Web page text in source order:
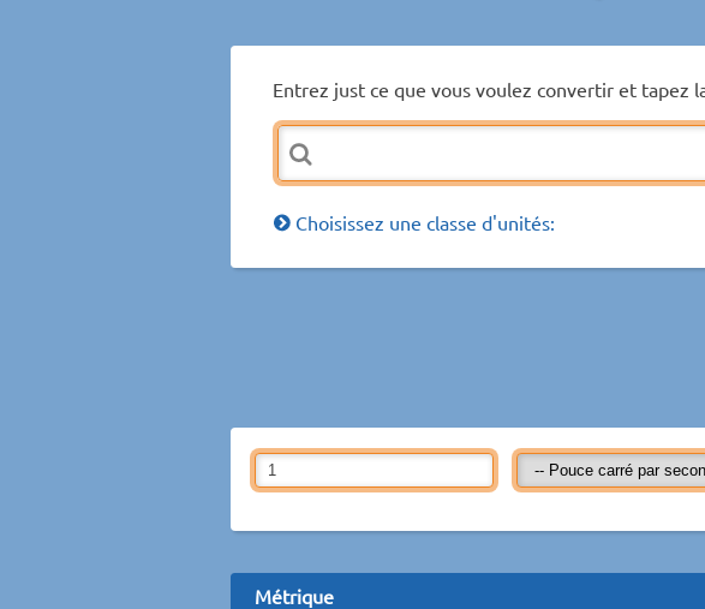
Entrez just ce que vous voulez convertir et tapez
Choisissez une classe d'unités:
Métrique